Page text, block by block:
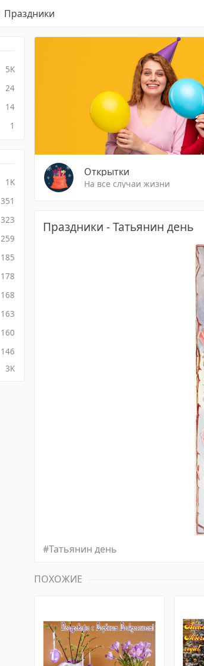
Праздники
5K
24
14
1
1K
351
323
259
185
178
168
163
160
146
3K
Открытки
На все случаи жизни
Праздники - Татьянин день
#Татьянин день
ПОХОЖИЕ